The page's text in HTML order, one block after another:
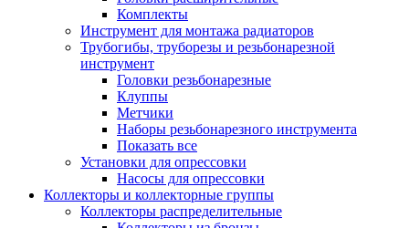
Комплекты
Инструмент для монтажа радиаторов
Трубогибы, труборезы и резьбонарезной
инструмент
Головки резьбонарезные
Клуппы
Метчики
Наборы резьбонарезного инструмента
Показать все
Установки для опрессовки
Насосы для опрессовки
Коллекторы и коллекторные группы
Коллекторы распределительные